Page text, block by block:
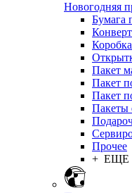
Новогодняя
Бумага
Пакет
Пакет
Пакет
Пакеты
Прочее
+ ЕЩЕ